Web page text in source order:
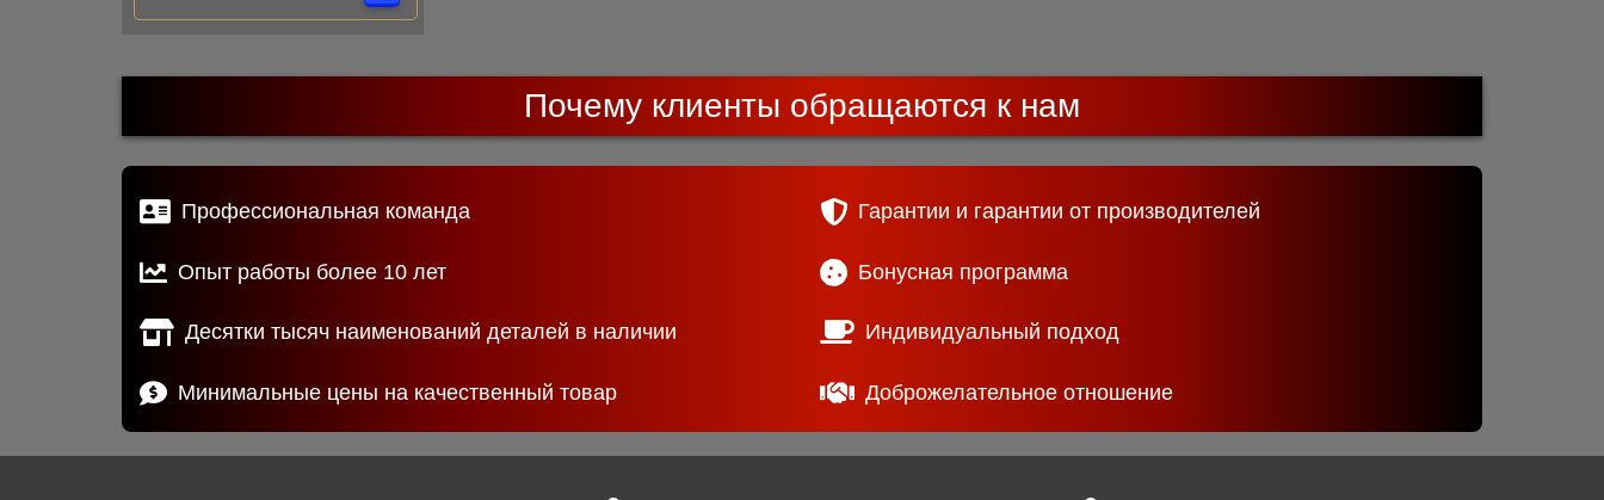
Почему клиенты обращаются к нам
Профессиональная команда
Опыт работы более 10 лет
Десятки тысяч наименований деталей в наличии
Минимальные цены на качественный товар
Гарантии и гарантии от производителей
Бонусная программа
Индивидуальный подход
Доброжелательное отношение